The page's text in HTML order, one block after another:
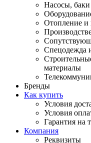
Насосы, баки
Отопление и
Спецодежда
материалы
Бренды
Как купить
Условия
Условия
Гарантия на
Компания
Реквизиты